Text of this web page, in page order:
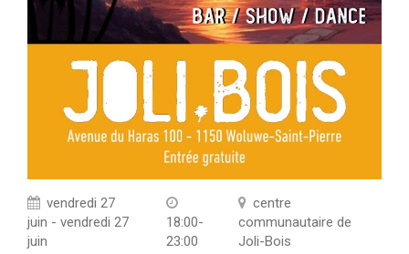
vendredi 27
juin - vendredi 27
juin
18:00-
23:00
centre
communautaire de
Joli-Bois